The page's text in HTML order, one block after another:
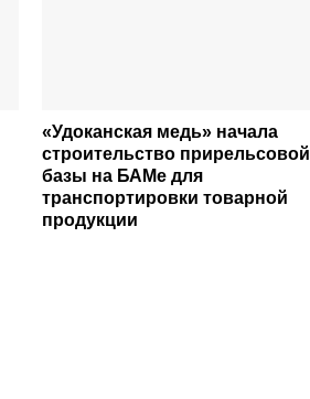
«Удоканская медь» начала
строительство прирельсовой
базы на БАМе для
транспортировки товарной
продукции